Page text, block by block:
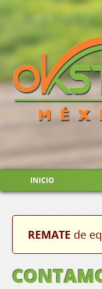
INICIO
REMATE de